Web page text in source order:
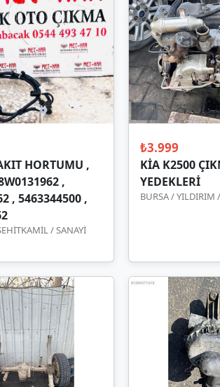
HORTUMU ,
,
, 5463344500 ,
/ SANAYİ
₺3.999
KİA K2500
YEDEKLERİ
BURSA / YILDIRIM